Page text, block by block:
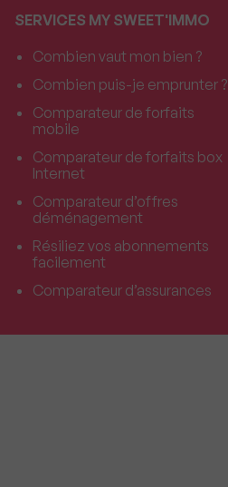
SERVICES MY SWEET'IMMO
Combien vaut mon bien ?
Combien puis-je emprunter ?
Comparateur de forfaits
mobile
Comparateur de forfaits box
Internet
Comparateur d’offres
déménagement
Résiliez vos abonnements
facilement
Comparateur d’assurances